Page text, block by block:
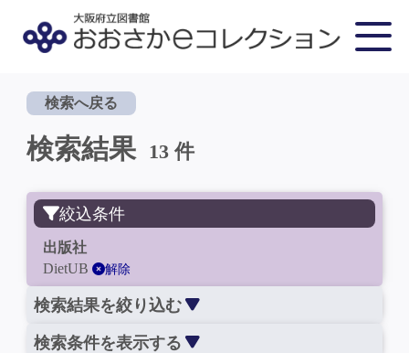
検索へ戻る
検索結果 13 件
絞込条件
出版社
DietUB
解除
検索結果を絞り込む
検索条件を表示する